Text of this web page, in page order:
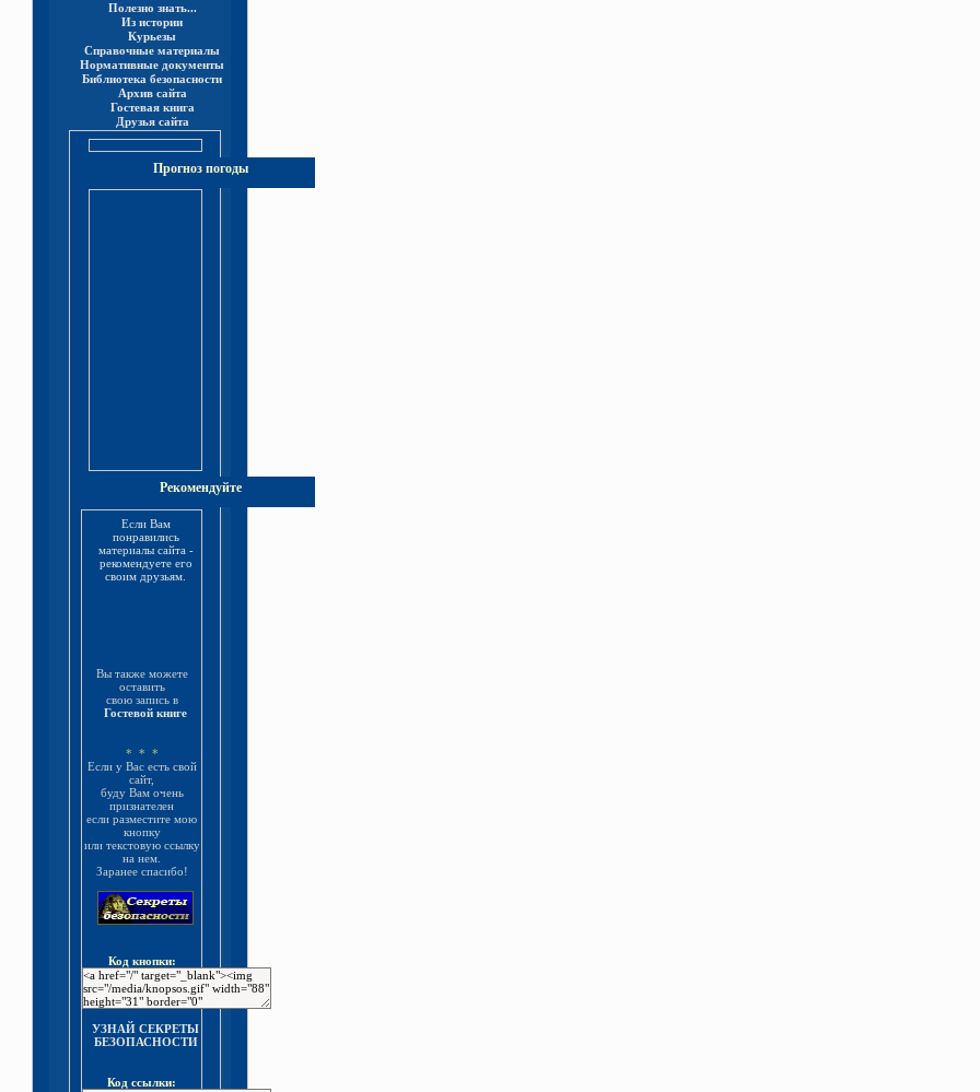
Полезно знать...
Из истории
Курьезы
Справочные материалы
Нормативные документы
Библиотека безопасности
Архив сайта
Гостевая книга
Друзья сайта
Прогноз погоды
Рекомендуйте
Если Вам
понравились
материалы сайта -
рекомендуете его
своим друзьям.
Вы также можете
оставить
свою запись в
Гостевой книге
* * *
Если у Вас есть свой
сайт,
буду Вам очень
признателен
если разместите мою
кнопку
или текстовую ссылку
на нем.
Заранее спасибо!
Код кнопки:
УЗНАЙ СЕКРЕТЫ
БЕЗОПАСНОСТИ
Код ссылки: